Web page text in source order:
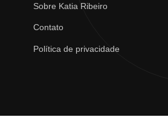
Sobre Katia Ribeiro
Contato
Política de privacidade